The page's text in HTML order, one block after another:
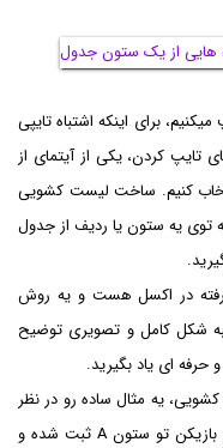
برای اینکه اشتباه تایپی
کردن، یکی از آیتمای از
کنیم. ساخت لیست کشویی
توی یه ستون یا ردیف از جدول
در اکسل هست و یه روش
به شکل کامل و تصویری توضیح
یه مثال ساده رو در نظر
میگیریم: فرض کنید یه جدول دارید که اسم هر بازیکن تو ستون A ثبت شده و